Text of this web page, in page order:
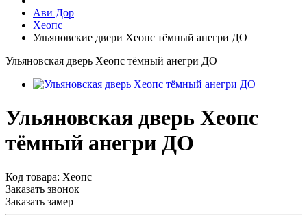
Ави Дор
Хеопс
Ульяновские двери Хеопс тёмный анегри ДО
Ульяновская дверь Хеопс тёмный анегри ДО
Ульяновская дверь Хеопс
тёмный анегри ДО
Код товара: Хеопс
Заказать звонок
Заказать замер